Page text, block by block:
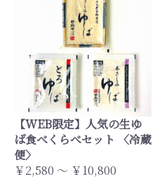
【WEB限定】人気の生ゆ
ば食べくらべセット 〈冷蔵
便〉
￥2,580 ～ ￥10,800